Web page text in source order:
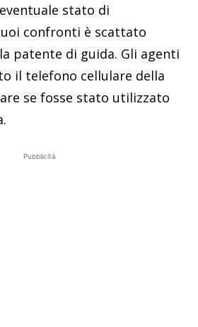
stato di
confronti è scattato
patente di guida. Gli agenti
il telefono cellulare della
se fosse stato utilizzato
Pubblicità